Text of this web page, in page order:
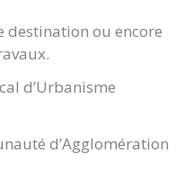
destination ou encore
d’Urbanisme
d’Agglomération